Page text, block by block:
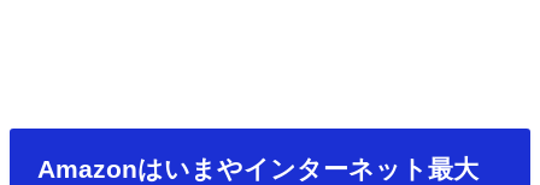
Amazonはいまやインターネット最大